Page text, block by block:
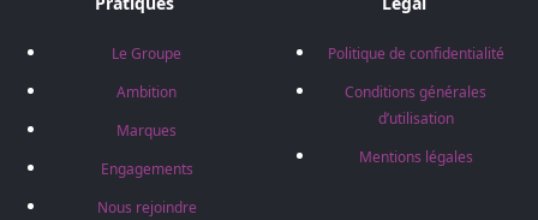
Le Groupe
Ambition
Marques
Engagements
Nous rejoindre
Politique de confidentialité
Conditions générales
d’utilisation
Mentions légales